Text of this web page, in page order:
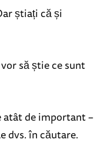
știați că și
să știe ce sunt
atât de important –
dvs. în căutare.